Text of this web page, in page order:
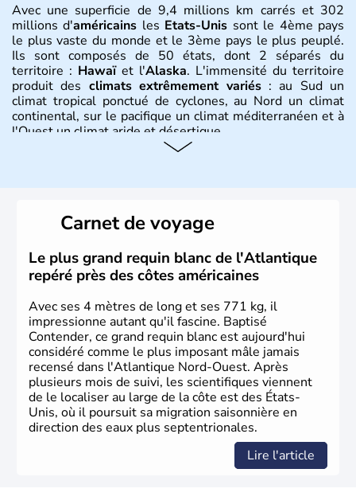
Avec une superficie de 9,4 millions km carrés et 302
millions d'américains les Etats-Unis sont le 4ème pays
le plus vaste du monde et le 3ème pays le plus peuplé.
Ils sont composés de 50 états, dont 2 séparés du
territoire : Hawaïet l'Alaska. L'immensité du territoire
produit des climats extrêmement variés: au Sud un
climat tropical ponctué de cyclones, au Nord un climat
continental, sur le pacifique un climat méditerranéen et à
l'Ouest un climat aride et désertique.
Plusieurs populations se sont succédées avant l'arrivée
des européens, suite à la découverte du continent par
Christophe Colomb en 1492. Les 13 colonies
britanniques proclament la Déclaration d'indépendance
en 1776 et adoptent leur première constitution en 1787.
La conquête de l'Ouest marque ensuite l'entrée dans une
phase de développement intense.
Carnet de voyage
Le plus grand requin blanc de l'Atlantique
repéré près des côtes américaines
Avec ses 4 mètres de long et ses 771 kg, il
impressionne autant qu'il fascine. Baptisé
Contender, ce grand requin blanc est aujourd'hui
considéré comme le plus imposant mâle jamais
recensé dans l'Atlantique Nord-Ouest. Après
plusieurs mois de suivi, les scientifiques viennent
de le localiser au large de la côte est des États-
Unis, où il poursuit sa migration saisonnière en
direction des eaux plus septentrionales.
Lire l'article